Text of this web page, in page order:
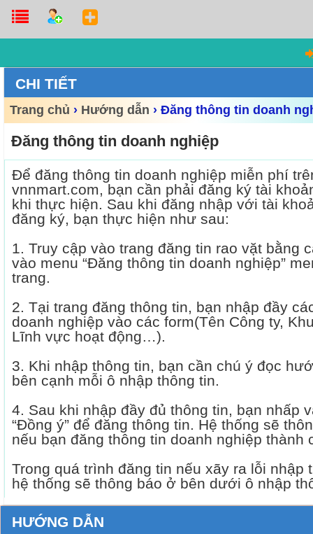
CHI TIẾT
Trang chủ › Hướng dẫn › Đăng thông tin doanh
Đăng thông tin doanh nghiệp
Để đăng thông tin doanh nghiệp miễn phí
vnnmart.com, bạn cần phải đăng ký tài
khi thực hiện. Sau khi đăng nhập với tài
đăng ký, bạn thực hiện như sau:
1. Truy cập vào trang đăng tin rao vặt bằng
vào menu “Đăng thông tin doanh nghiệp”
trang.
2. Tại trang đăng thông tin, bạn nhập đầy
doanh nghiệp vào các form(Tên Công ty,
Lĩnh vực hoạt động…).
3. Khi nhập thông tin, bạn cần chú ý đọc
bên cạnh mỗi ô nhập thông tin.
4. Sau khi nhập đầy đủ thông tin, bạn nhấp
“Đồng ý” để đăng thông tin. Hệ thống sẽ
nếu bạn đăng thông tin doanh nghiệp thành
Trong quá trình đăng tin nếu xãy ra lỗi nhập
hệ thống sẽ thông báo ở bên dưới ô nhập
HƯỚNG DẪN